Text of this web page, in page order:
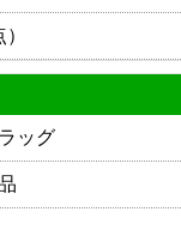
ッグ